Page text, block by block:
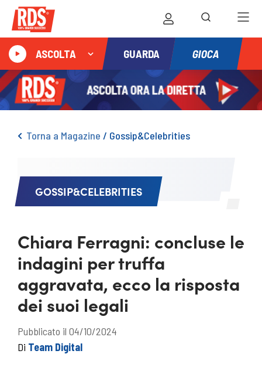
ASCOLTA GUARDA GIOCA
Torna a Magazine / Gossip&Celebrities
GOSSIP&CELEBRITIES
Chiara Ferragni: concluse le
indagini per truffa
aggravata, ecco la risposta
dei suoi legali
Pubblicato il 04/10/2024
Di Team Digital